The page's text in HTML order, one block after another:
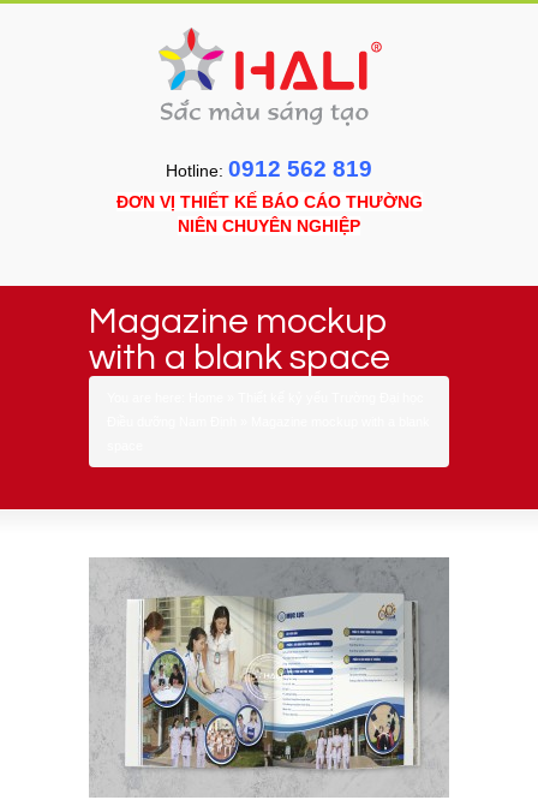
Hotline: 0912 562 819
ĐƠN VỊ THIẾT KẾ BÁO CÁO THƯỜNG
NIÊN CHUYÊN NGHIỆP
Magazine mockup
with a blank space